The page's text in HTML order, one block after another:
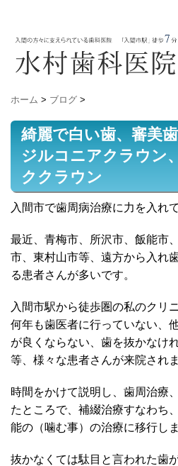
ホーム > ブログ >
綺麗で白い歯、審美
ジルコニアクラウン
ククラウン
入間市で歯周病治療に力を入れ
最近、青梅市、所沢市、飯能市
市、東村山市等、遠方から入れ
る患者さんが多いです。
入間市駅から徒歩圏の私のクリ
何年も歯医者に行っていない、
が良くならない、歯を抜かなけ
等、様々な患者さんが来院されま
時間をかけて説明し、歯周治療
たところで、補綴治療すなわち
能の（噛む事）の治療に移行しま
抜かなくては駄目と言われた歯